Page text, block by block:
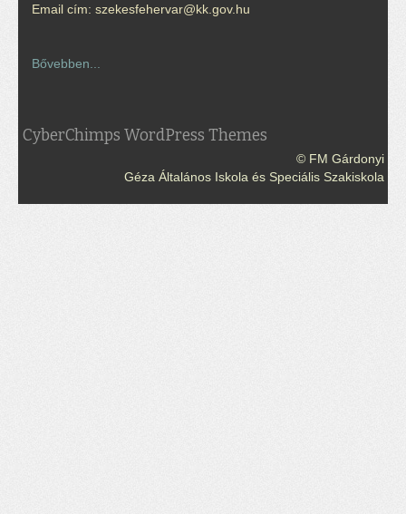
Email cím: szekesfehervar@kk.gov.hu
Bővebben...
CyberChimps WordPress Themes
© FM Gárdonyi
Géza Általános Iskola és Speciális Szakiskola